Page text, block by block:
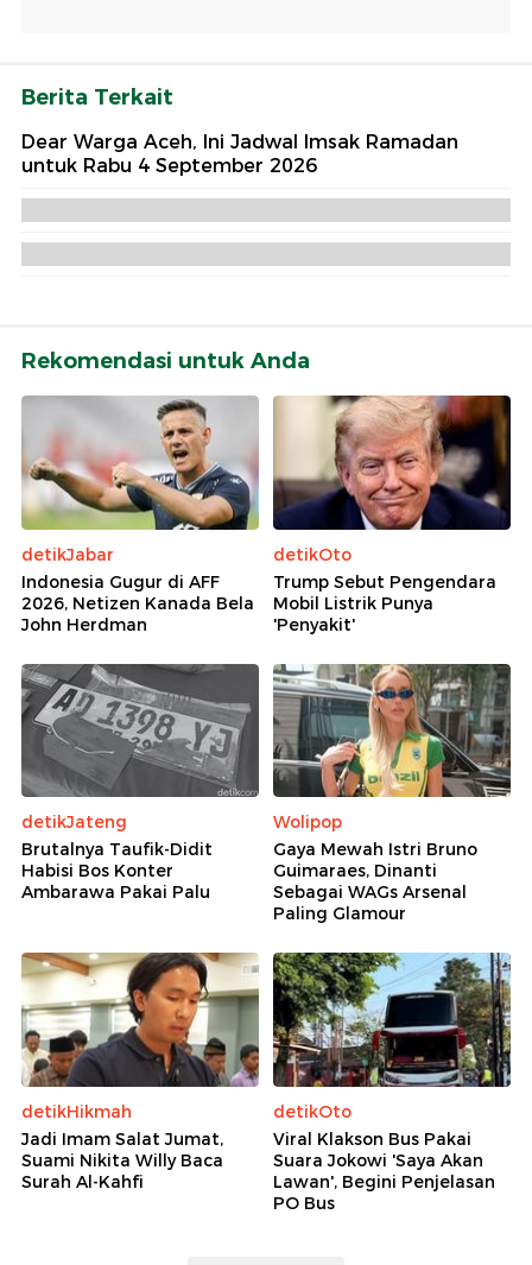
Berita Terkait
Dear Warga Aceh, Ini Jadwal Imsak Ramadan
untuk Rabu 4 September 2026
Rekomendasi untuk Anda
detikJabar
Indonesia Gugur di AFF
2026, Netizen Kanada Bela
John Herdman
detikOto
Trump Sebut Pengendara
Mobil Listrik Punya
'Penyakit'
detikJateng
Brutalnya Taufik-Didit
Habisi Bos Konter
Ambarawa Pakai Palu
Wolipop
Gaya Mewah Istri Bruno
Guimaraes, Dinanti
Sebagai WAGs Arsenal
Paling Glamour
detikHikmah
Jadi Imam Salat Jumat,
Suami Nikita Willy Baca
Surah Al-Kahfi
detikOto
Viral Klakson Bus Pakai
Suara Jokowi 'Saya Akan
Lawan', Begini Penjelasan
PO Bus